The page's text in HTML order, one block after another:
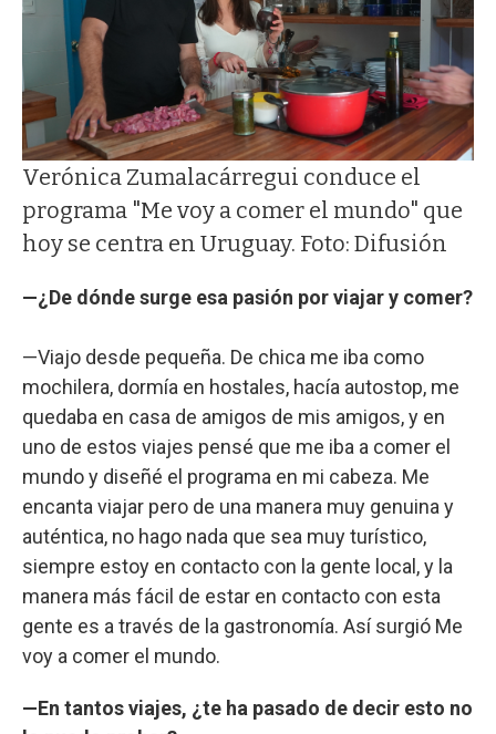
Verónica Zumalacárregui conduce el
programa "Me voy a comer el mundo" que
hoy se centra en Uruguay. Foto: Difusión
—¿De dónde surge esa pasión por viajar y comer?
—Viajo desde pequeña. De chica me iba como
mochilera, dormía en hostales, hacía autostop, me
quedaba en casa de amigos de mis amigos, y en
uno de estos viajes pensé que me iba a comer el
mundo y diseñé el programa en mi cabeza. Me
encanta viajar pero de una manera muy genuina y
auténtica, no hago nada que sea muy turístico,
siempre estoy en contacto con la gente local, y la
manera más fácil de estar en contacto con esta
gente es a través de la gastronomía. Así surgió Me
voy a comer el mundo.
—En tantos viajes, ¿te ha pasado de decir esto no